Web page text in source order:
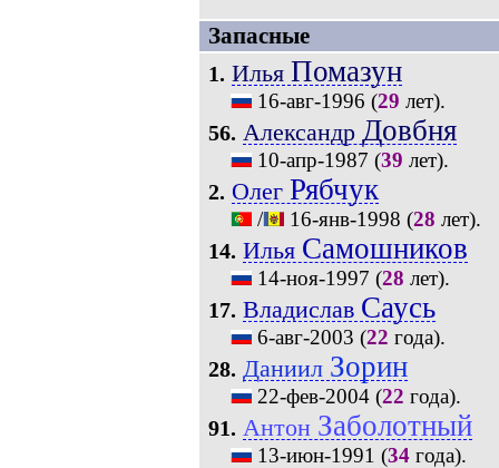
Запасные
1. Илья Помазун
16-авг-1996 (29 лет).
56. Александр Довбня
10-апр-1987 (39 лет).
2. Олег Рябчук
/ 16-янв-1998 (28 лет).
14. Илья Самошников
14-ноя-1997 (28 лет).
17. Владислав Саусь
6-авг-2003 (22 года).
28. Даниил Зорин
22-фев-2004(22 года).
91. Антон Заболотный
13-июн-1991 (34года).